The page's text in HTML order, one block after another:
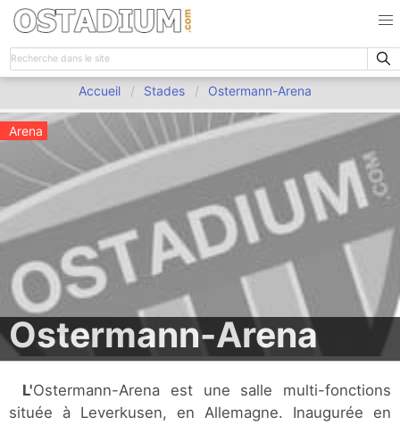
Accueil Stades Ostermann-Arena
Arena
Ostermann-Arena
L'Ostermann-Arena est une salle multi-fonctions
située à Leverkusen, en Allemagne. Inaugurée en